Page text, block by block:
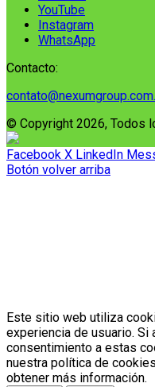
YouTube
Instagram
WhatsApp
Contacto:
© Copyright 2026, Todos
Facebook X LinkedIn
Botón volver arriba
Este sitio web utiliza
experiencia de usuario. Si
consentimiento a estas
nuestra política de
obtener más información.